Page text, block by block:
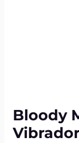
Bloody